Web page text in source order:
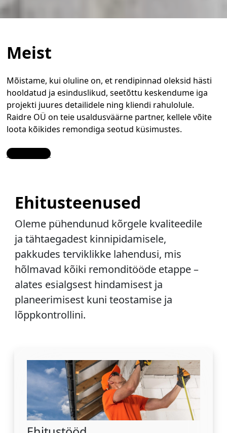
Meist
Mõistame, kui oluline on, et rendipinnad oleksid hästi
hooldatud ja esinduslikud, seetõttu keskendume iga
projekti juures detailidele ning kliendi rahulolule.
Raidre OÜ on teie usaldusväärne partner, kellele võite
loota kõikides remondiga seotud küsimustes.
Contact Us
Ehitusteenused
Oleme pühendunud kõrgele kvaliteedile
ja tähtaegadest kinnipidamisele,
pakkudes terviklikke lahendusi, mis
hõlmavad kõiki remonditööde etappe –
alates esialgsest hindamisest ja
planeerimisest kuni teostamise ja
lõppkontrollini.